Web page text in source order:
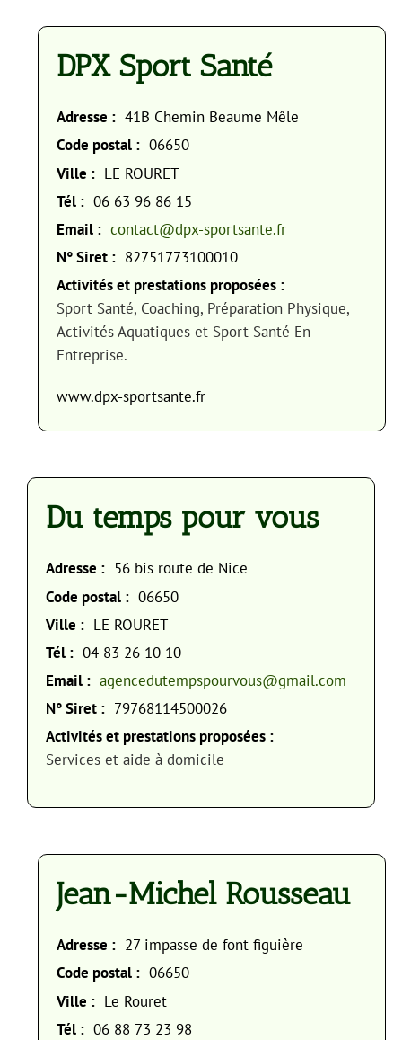
DPX Sport Santé
Adresse : 41B Chemin Beaume Mêle
Code postal : 06650
Ville : LE ROURET
Tél : 06 63 96 86 15
Email : contact@dpx-sportsante.fr
N° Siret : 82751773100010
Activités et prestations proposées :
Sport Santé, Coaching, Préparation Physique,
Activités Aquatiques et Sport Santé En
Entreprise.
www.dpx-sportsante.fr
Du temps pour vous
Adresse : 56 bis route de Nice
Code postal : 06650
Ville : LE ROURET
Tél : 04 83 26 10 10
Email : agencedutempspourvous@gmail.com
N° Siret : 79768114500026
Activités et prestations proposées :
Services et aide à domicile
Jean-Michel Rousseau
Adresse : 27 impasse de font figuière
Code postal : 06650
Ville : Le Rouret
Tél : 06 88 73 23 98